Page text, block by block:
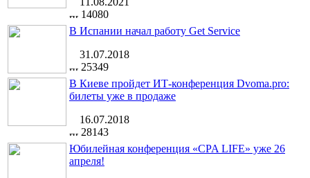
14080
В Испании начал работу Get Service
31.07.2018
25349
В Киеве пройдет ИТ-конференция Dvoma.pro:
билеты уже в продаже
16.07.2018
28143
Юбилейная конференция «CPA LIFE» уже 26
апреля!